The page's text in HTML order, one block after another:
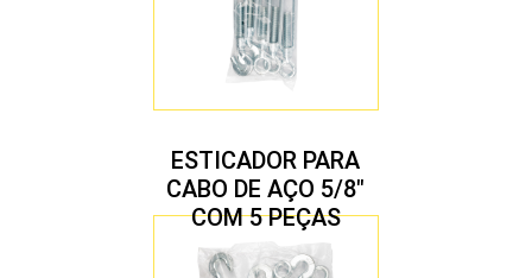
ESTICADOR PARA
CABO DE AÇO 5/8″
COM 5 PEÇAS